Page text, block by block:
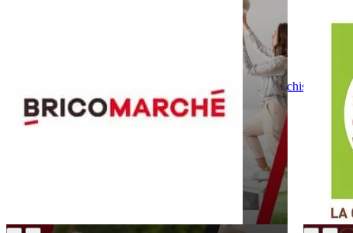
Devenir franchisé Devenir franchiseur